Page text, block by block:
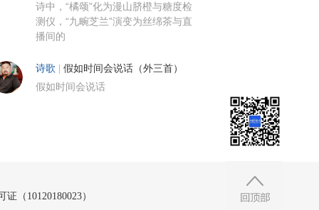
诗中，“橘颂”化为漫山脐橙与糖度检
测仪，“九畹芝兰”演变为丝绵茶与直
播间的
诗歌 假如时间会说话（外三首）
假如时间会说话
（10120180023）